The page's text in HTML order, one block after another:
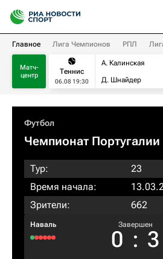
Главное Лига Чемпионов РПЛ
Матч-
центр
Теннис
06.08 19:30
А. Калинская
Д. Шнайдер
Футбол
Чемпионат Португалии
Тур:
23
Время начала:
Зрители:
662
Наваль Завершен
0 : 3